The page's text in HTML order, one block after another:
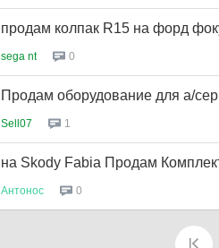
продам колпак R15 на форд
sega nt 0
Продам оборудование для а/
Sell07 1
на Skodу Fabia Продам
Антонос 0